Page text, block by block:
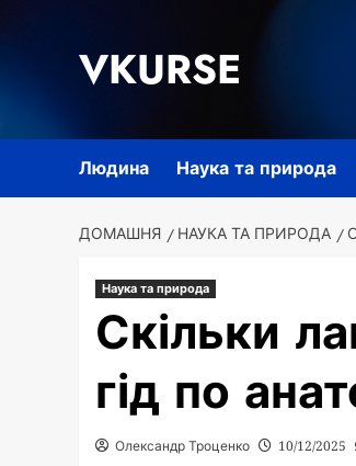
VKURSE
Людина Наука та природа
ДОМАШНЯ НАУКА ТА ПРИРОДА
Наука та природа
Скільки
гід по
Олександр Троценко 10/12/2025